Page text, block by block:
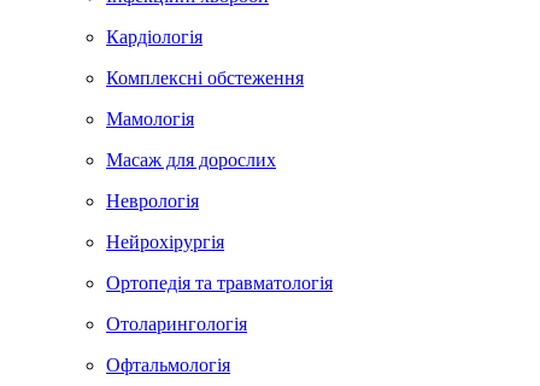
Кардіологія
Комплексні обстеження
Мамологія
Масаж для дорослих
Неврологія
Нейрохірургія
Ортопедія та травматологія
Отоларингологія
Офтальмологія